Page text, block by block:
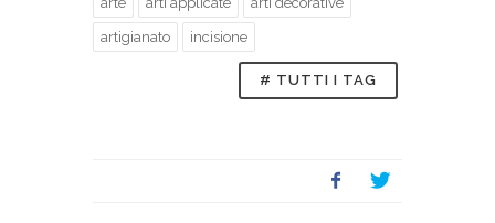
artigianato incisione
# TUTTI I TAG